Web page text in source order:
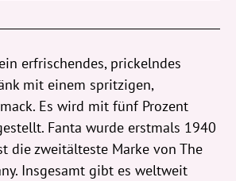
erfrischendes, prickelndes
mit einem spritzigen,
Es wird mit fünf Prozent
Fanta wurde erstmals 1940
die zweitälteste Marke von The
Insgesamt gibt es weltweit